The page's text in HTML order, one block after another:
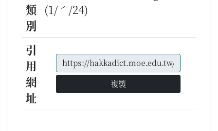
類
別
(1/ˊ/24)
引
用
網
址
複製